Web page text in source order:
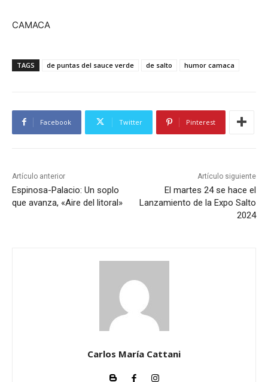
CAMACA
TAGS de puntas del sauce verde de salto humor camaca
Facebook Twitter Pinterest
Artículo anterior
Espinosa-Palacio: Un soplo
que avanza, «Aire del litoral»
Artículo siguiente
El martes 24 se hace el
Lanzamiento de la Expo Salto
2024
Carlos María Cattani